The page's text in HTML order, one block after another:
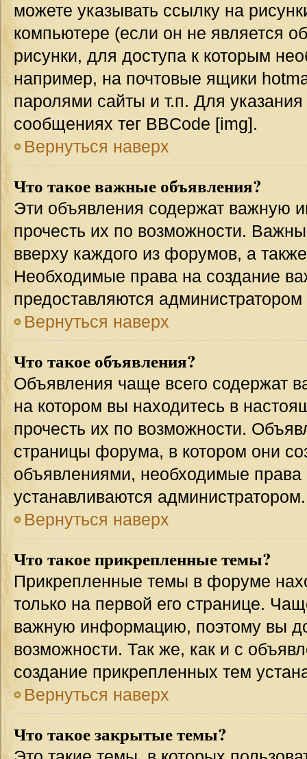
можете указывать ссылку на
компьютере (если он не является
рисунки, для доступа к которым
например, на почтовые ящики
паролями сайты и т.п. Для
сообщениях тег BBCode [img].
Вернуться наверх
Что такое важные объявления?
Эти объявления содержат
прочесть их по возможности.
вверху каждого из форумов, а
Необходимые права на создание
предоставляются
Вернуться наверх
Что такое объявления?
Объявления чаще всего
на котором вы находитесь в
прочесть их по возможности.
страницы форума, в котором они
объявлениями, необходимые права
устанавливаются администратором.
Вернуться наверх
Что такое прикрепленные темы?
Прикрепленные темы в форуме
только на первой его странице.
важную информацию, поэтому вы
возможности. Так же, как и с
создание прикрепленных тем
Вернуться наверх
Что такое закрытые темы?